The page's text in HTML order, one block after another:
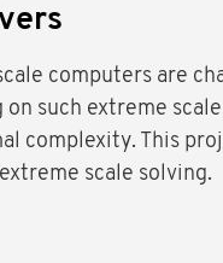
computers are
on such extreme
complexity. This
scale solving.